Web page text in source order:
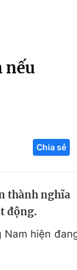
Infographic
Hitech Công
Thị trường
nếu
Chia sẻ
thành nghĩa
động.
Nam hiện